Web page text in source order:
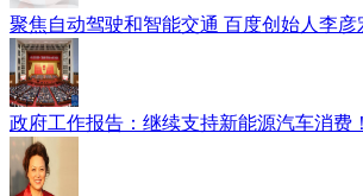
聚焦自动驾驶和智能交通 百度创始人李彦
政府工作报告：继续支持新能源汽车消费